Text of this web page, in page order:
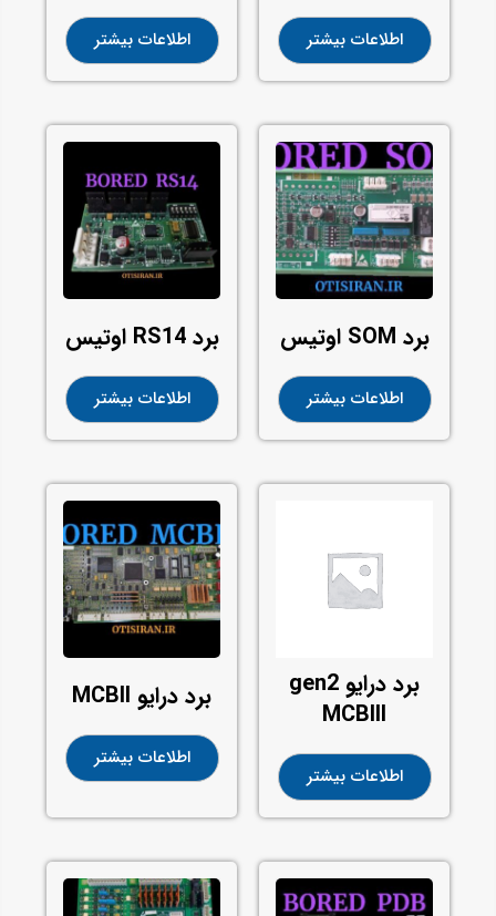
اطلاعات بیشتر اطلاعات بیشتر
برد SOM اوتیس
اطلاعات بیشتر
برد RS14 اوتیس
اطلاعات بیشتر
برد درایو gen2
MCBlll
اطلاعات بیشتر
برد درایو MCBll
اطلاعات بیشتر